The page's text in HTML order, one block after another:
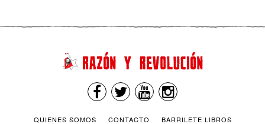
QUIENES SOMOS CONTACTO BARRILETE LIBROS